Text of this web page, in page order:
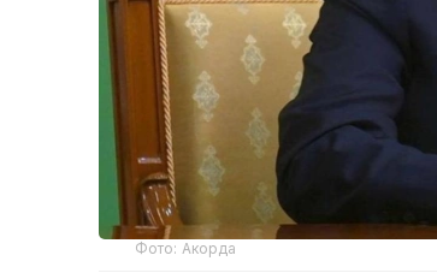
Фото: Акорда